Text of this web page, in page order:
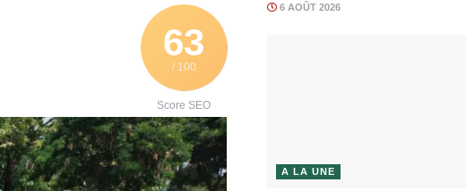
63
/ 100
Score SEO
6 AOÛT 2026
A LA UNE